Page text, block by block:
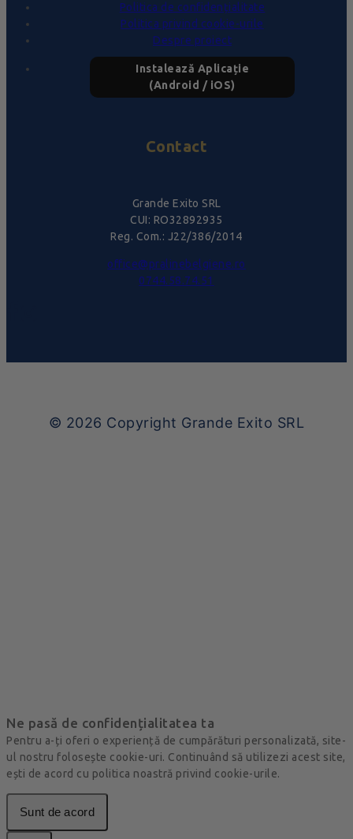
Politica de confidențialitate
Politica privind cookie-urile
Despre proiect
Instalează Aplicație
(Android / iOS)
Contact
Grande Exito SRL
CUI: RO32892935
Reg. Com.: J22/386/2014
office@pralinebelgiene.ro
0744.58.74.51
© 2026 Copyright Grande Exito SRL
Ne pasă de confidențialitatea ta
Pentru a-ți oferi o experiență de cumpărături personalizată, site-
ul nostru folosește cookie-uri. Continuând să utilizezi acest site,
ești de acord cu politica noastră privind cookie-urile.
Sunt de acord